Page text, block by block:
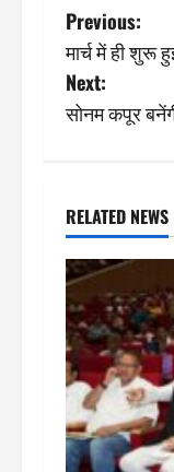
P
o
s
n
a
v
i
g
a
Previous:
मार्च में ही शुरू
Next:
सोनम कपूर
RELATED NEWS